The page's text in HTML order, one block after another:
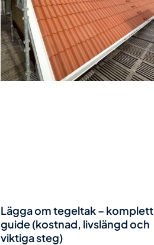
Lägga om tegeltak – komplett
guide (kostnad, livslängd och
viktiga steg)